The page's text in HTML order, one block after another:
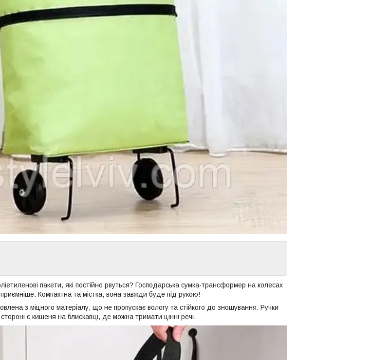
пакети, які постійно рвуться? Господарська сумка-трансформер на колесах
Компактна та містка, вона завжди буде під рукою!
з міцного матеріалу, що не пропускає вологу та стійкого до зношування. Ручки
є кишеня на блискавці, де можна тримати цінні речі.